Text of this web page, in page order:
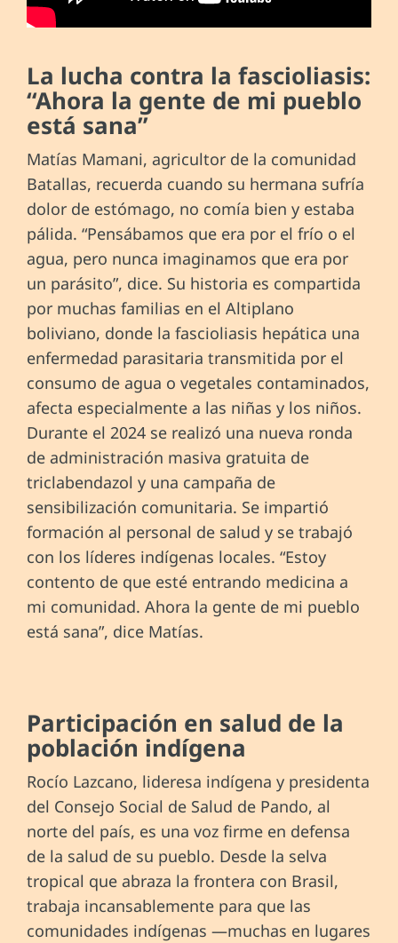
La lucha contra la fascioliasis:
“Ahora la gente de mi pueblo
está sana”
Matías Mamani, agricultor de la comunidad
Batallas, recuerda cuando su hermana sufría
dolor de estómago, no comía bien y estaba
pálida. “Pensábamos que era por el frío o el
agua, pero nunca imaginamos que era por
un parásito”, dice. Su historia es compartida
por muchas familias en el Altiplano
boliviano, donde la fascioliasis hepática una
enfermedad parasitaria transmitida por el
consumo de agua o vegetales contaminados,
afecta especialmente a las niñas y los niños.
Durante el 2024 se realizó una nueva ronda
de administración masiva gratuita de
triclabendazol y una campaña de
sensibilización comunitaria. Se impartió
formación al personal de salud y se trabajó
con los líderes indígenas locales. “Estoy
contento de que esté entrando medicina a
mi comunidad. Ahora la gente de mi pueblo
está sana”, dice Matías.
Participación en salud de la
población indígena
Rocío Lazcano, lideresa indígena y presidenta
del Consejo Social de Salud de Pando, al
norte del país, es una voz firme en defensa
de la salud de su pueblo. Desde la selva
tropical que abraza la frontera con Brasil,
trabaja incansablemente para que las
comunidades indígenas —muchas en lugares